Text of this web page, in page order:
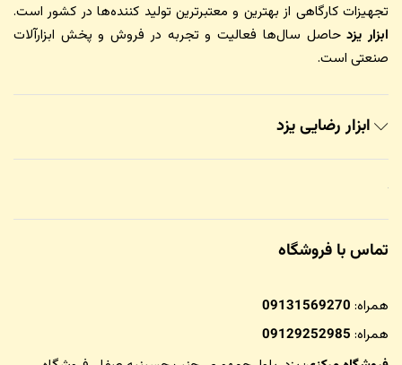
تجهیزات کارگاهی از بهترین و معتبرترین تولید کننده‌ها در کشور است.
ابزار یزدحاصل سال‌ها فعالیت و تجربه در فروش و پخش ابزارآلات
صنعتی است.
ابزار رضایی یزد
تماس با فروشگاه
همراه: 09131569270
همراه: 09129252985